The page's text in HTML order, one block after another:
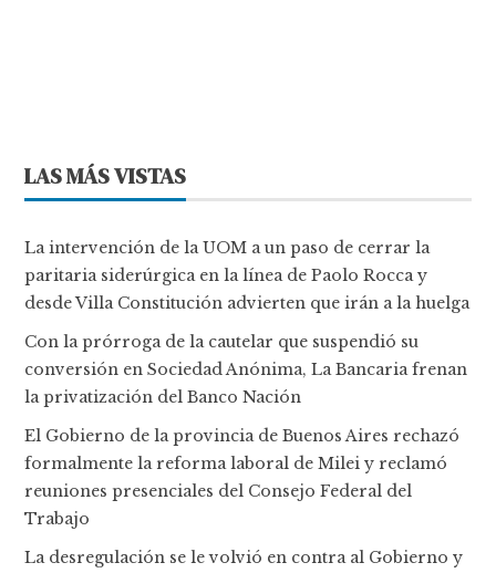
LAS MÁS VISTAS
La intervención de la UOM a un paso de cerrar la
paritaria siderúrgica en la línea de Paolo Rocca y
desde Villa Constitución advierten que irán a la huelga
Con la prórroga de la cautelar que suspendió su
conversión en Sociedad Anónima, La Bancaria frenan
la privatización del Banco Nación
El Gobierno de la provincia de Buenos Aires rechazó
formalmente la reforma laboral de Milei y reclamó
reuniones presenciales del Consejo Federal del
Trabajo
La desregulación se le volvió en contra al Gobierno y